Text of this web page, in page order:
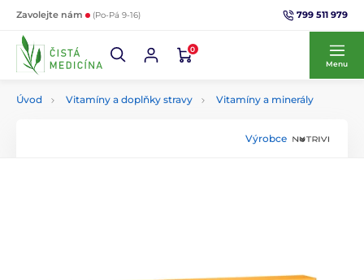
Zavolejte nám (Po-Pá 9-16) 799 511 979
0
Menu
Úvod Vitamíny a doplňky stravy Vitamíny a minerály
Výrobce